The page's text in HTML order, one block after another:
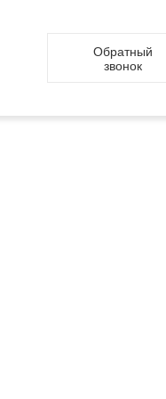
Обратный
звонок